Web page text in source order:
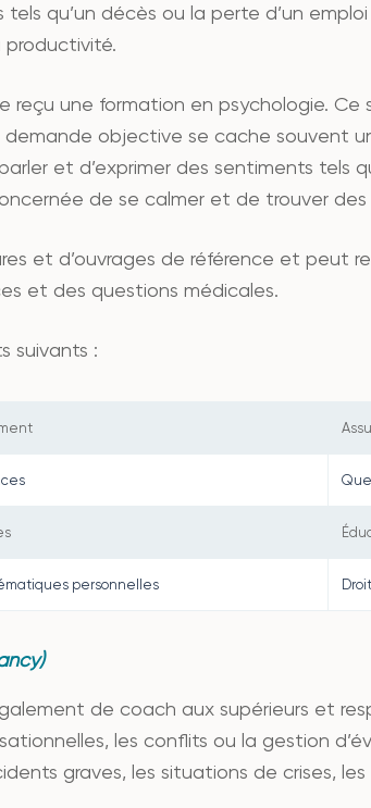
qu’un décès ou la perte d’un
reçu une formation en psychologie.
demande objective se cache souvent
et d’exprimer des sentiments tels
de se calmer et de trouver
et d’ouvrages de référence et peut
et des questions médicales.
suivants :
personnelles
de coach aux supérieurs et
les conflits ou la gestion
graves, les situations de crises,